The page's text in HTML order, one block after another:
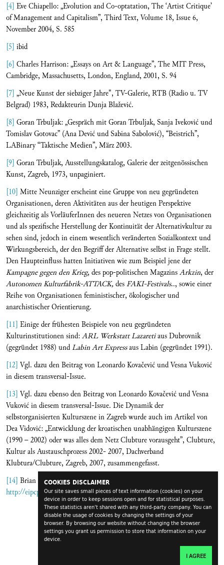
COOKIES DISCLAIMER
Our site saves small pieces of text information (cookies) on your
device in order to keep sessions open and for statistical purposes.
These statistics aren't shared with any third-party company. You can
disable the usage of cookies by changing the settings of your
browser. By browsing our website without changing the browser
settings you grant us permission to store that information on your
device.
I AGREE
[4] Eve Chiapello: „Evolution and Co-optatation, The ‘Artist Critique’
of Management and Capitalism”, Third Text, Volume 18, Issue 6,
November 2004, S. 585
[5] ibid
[6] Charles Harrison: „Essays on Art & Language”, The MIT Press,
Cambridge, Massachusetts, London, England, 2001, S. 94
[7] „Neue Kunst der siebziger Jahre", TV-Galerie, RTB (Radio u. TV
Belgrad) 1983, Redakteurin Dunja Blažević.
[8] Goran Trbuljak: „Gespräch mit Goran Trbuljak, Sanja Iveković und
Tomislav Gotovac” (Ana Dević und Sabina Sabolović), “Beistrich”,
LABinary “Taktische Medien”, März 2003.
[9] Goran Trbuljak, Ausstellungskatalog, Galerie der zeitgenössischen
Kunst, Zagreb, 1973, unpaginiert.
[10] Mitte Neunziger erscheint eine Gruppe von neu gegründeten
Organisationen, deren Aktivitäten aus der heutigen Perspektive
gleichzeitig als VorläuferInnen des neueren Netzes von Organisationen
und als spezifische Herstellung der Kontinuität der Alternativkultur zu
sehen sind, jedoch in einem wesentlich veränderten Sozialkontext und
Wirkungsbereich, der den Begriff der Alternative selbst in Frage stellt.
Den Haupteinfluss hatten Initiativen wie zum Beispiel jene der
Kampagne gegen den Krieg, des pop-politischen MagazinsArkzin, der
Autonomen Kulturfabrik-ATTACK,desFAKI-Festivals.., sowie einer
Reihe von Organisationen feministischer, ökologischer und
anarchistischer Orientierung.
[11] Einige der frühesten Beispiele von neu gegründeten
Kulturinstitutionen sind:ARL Werkstatt Lazaretiaus Dubrovnik
(gegründet 1988) undLabin Art Expressaus Labin (gegründet 1991).
[12] Vgl. dazu den Beitrag von Leonardo Kovačević und Vesna Vuković
in diesem transversal-Issue.
[13] Vgl. dazu ebenso den Beitrag von Leonardo Kovačević und Vesna
Vuković in diesem transversal-Issue. Die Dynamik der
selbstorganisierten Kulturszene in Zagreb wurde auch im Artikel von
Dea Vidović: „Entwicklung der kroatischen unabhängigen Kulturszene
(1990 – 2002) oder was alles dem Netz Clubture vorausgeht”, Clubture,
Kultur als Austauschprozess 2002- 2007, Dachverband
Klubtura/Clubture, Zagreb, 2007, zusammengefasst.
[14] Brian Holmes: „Der flexible Charakter”,
http://eipcp.net/transversal/1106/holmes/de